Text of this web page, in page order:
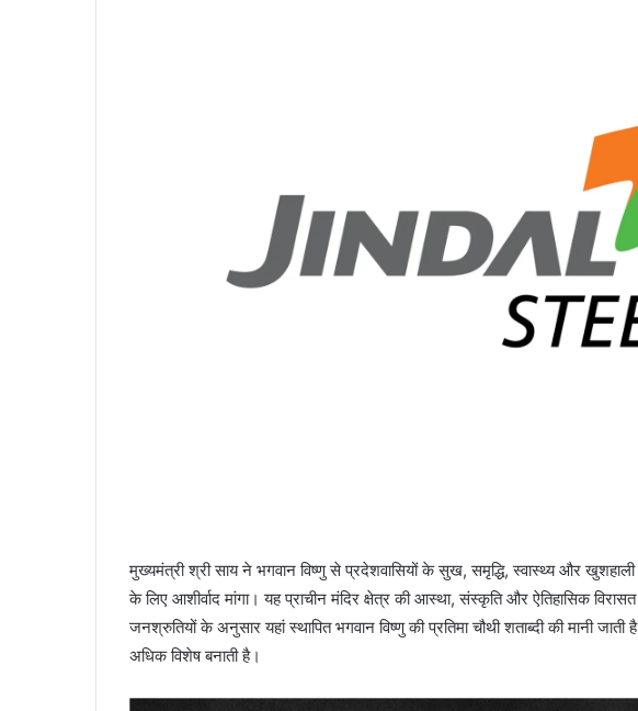
मुख्यमंत्री श्री साय ने भगवान विष्णु से प्रदेशवासियों के सुख, समृद्धि, स्वास्थ्य और
के लिए आशीर्वाद मांगा। यह प्राचीन मंदिर क्षेत्र की आस्था, संस्कृति और ऐतिहासिक
जनश्रुतियों के अनुसार यहां स्थापित भगवान विष्णु की प्रतिमा चौथी शताब्दी की मानी
अधिक विशेष बनाती है।